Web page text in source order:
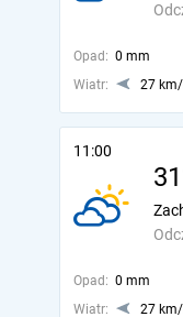
Opad: 0 mm
Wiatr:
27
11:00
Opad: 0 mm
Wiatr:
27